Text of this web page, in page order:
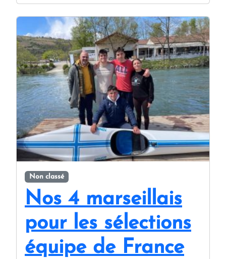
Non classé
Nos 4 marseillais
pour les sélections
équipe de France